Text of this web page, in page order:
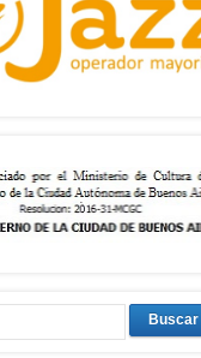
Buscar